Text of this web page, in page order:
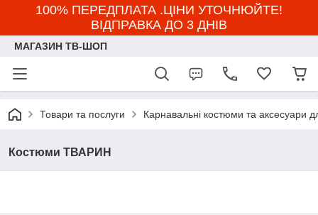
100% ПЕРЕДПЛАТА .ЦІНИ УТОЧНЮЙТЕ!
ВІДПРАВКА ДО 3 ДНІВ
МАГАЗИН ТВ-ШОП
Товари та послуги Карнавальні костюми та аксесуари
Костюми ТВАРИН